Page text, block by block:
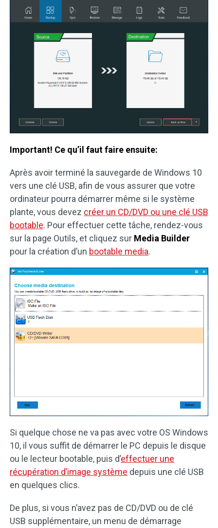
Important! Ce qu’il faut faire ensuite:
Après avoir terminé la sauvegarde de Windows 10
vers une clé USB, afin de vous assurer que votre
ordinateur pourra démarrer même si le système
plante, vous devez créer un CD/DVD ou une clé USB
bootable. Pour effectuer cette tâche, rendez-vous
sur la page Outils, et cliquez sur Media Builder
pour la création d’un bootable media.
Si quelque chose ne va pas avec votre OS Windows
10, il vous suffit de démarrer le PC depuis le disque
ou le lecteur bootable, puis d’effectuer une
récupération d’image système depuis une clé USB
en quelques clics.
De plus, si vous n’avez pas de CD/DVD ou de clé
USB supplémentaire, un menu de démarrage